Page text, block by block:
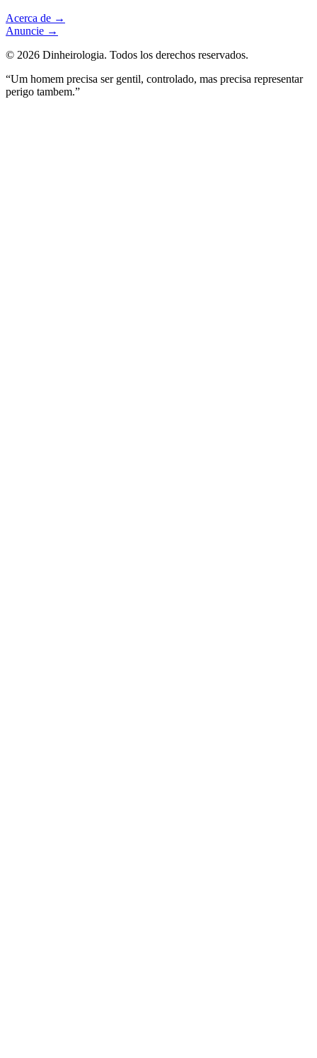
Acerca de →
Anuncie →
© 2026 Dinheirologia. Todos los derechos reservados.
“Um homem precisa ser gentil, controlado, mas precisa representar
perigo tambem.”